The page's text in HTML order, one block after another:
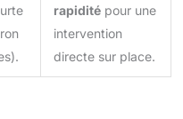
d’étanchéité
— gel
— pour une
la pluie, l’humidité
rapidité pour une
intervention
directe sur place.